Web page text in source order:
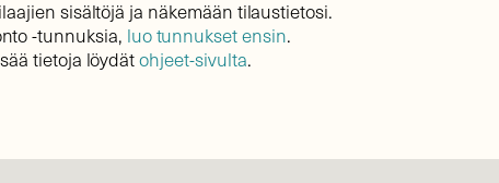
sisältöjä ja näkemään tilaustietosi.
-tunnuksia, luo tunnukset ensin.
tietoja löydätohjeet-sivulta.